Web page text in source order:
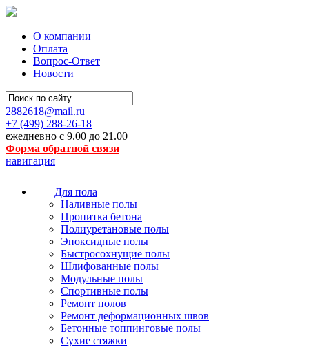
О компании
Оплата
Вопрос-Ответ
Новости
2882618@mail.ru
+7 (499) 288-26-18
ежедневно с 9.00 до 21.00
Форма обратной связи
навигация
Для пола
Наливные полы
Пропитка бетона
Полиуретановые полы
Эпоксидные полы
Быстросохнущие полы
Шлифованные полы
Модульные полы
Спортивные полы
Ремонт полов
Ремонт деформационных швов
Бетонные топпинговые полы
Сухие стяжки